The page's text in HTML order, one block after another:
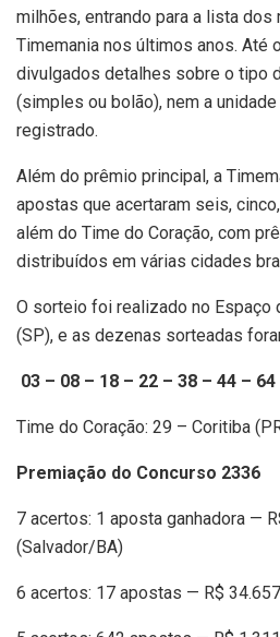
milhões, entrando para a lista
Timemania nos últimos anos. Até
divulgados detalhes sobre o tipo
(simples ou bolão), nem a
registrado.
Além do prêmio principal, a
apostas que acertaram seis,
além do Time do Coração, com
distribuídos em várias cidades
O sorteio foi realizado no Espaço
(SP), e as dezenas sorteadas
03 – 08 – 18 – 22 – 38 – 44 – 64
Time do Coração: 29 – Coritiba
Premiação do Concurso 2336
7 acertos: 1 aposta ganhadora —
(Salvador/BA)
6 acertos: 17 apostas — R$